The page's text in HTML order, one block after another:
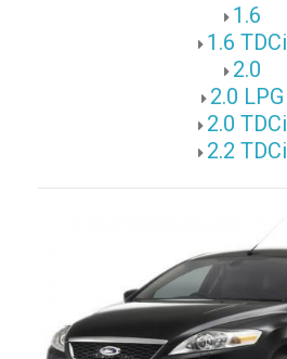
1.6
1.6 TDCi
2.0
2.0 LPG
2.0 TDCi
2.2 TDCi